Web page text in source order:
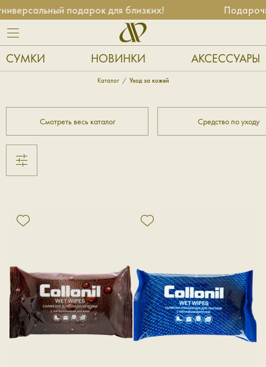
подарок для близких!
СУМКИ НОВИНКИ АКСЕССУАРЫ
Каталог Уход за кожей
Смотреть весь каталог Средство по уходу